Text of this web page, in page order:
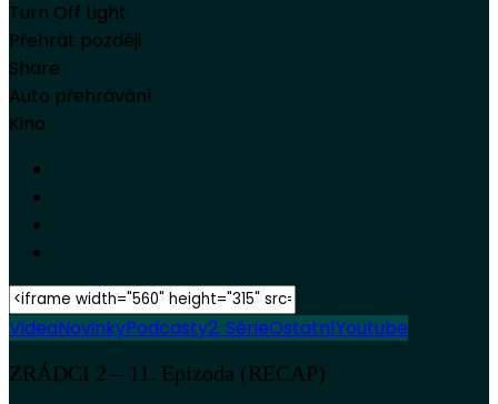
Turn Off Light
Přehrát později
Share
Auto přehrávání
Kino
VideaNovinkyPodcasty2. SérieOstatníYoutube
ZRÁDCI 2 – 11. Epizoda (RECAP)